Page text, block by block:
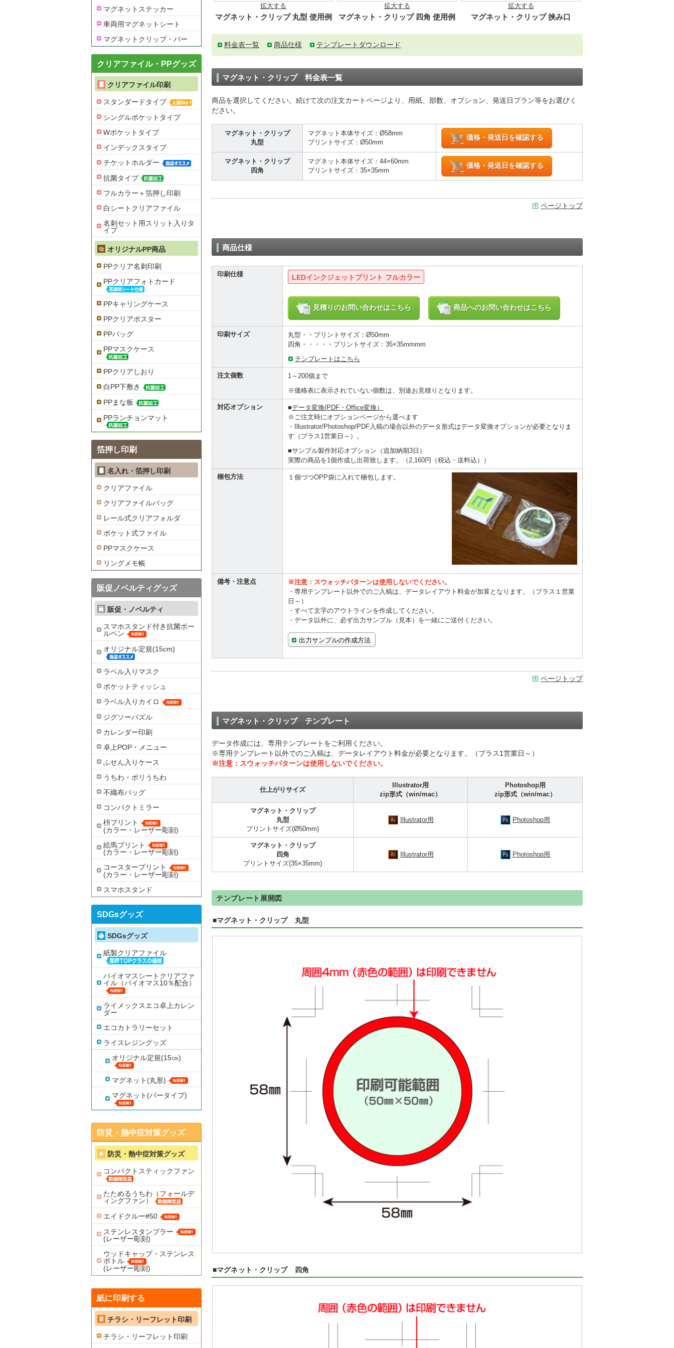
拡大する
マグネット・クリップ 丸型 使用例
拡大する
マグネット・クリップ 四角 使用例
拡大する
マグネット・クリップ 挟み口
料金表一覧 商品仕様 テンプレートダウンロード
マグネット・クリップ 料金表一覧
商品を選択してください。続けて次の注文カートページより、用紙、部数、オプション、発送日プラン等をお選びく
ださい。
マグネット・クリップ
丸型
マグネット本体サイズ：Ø58mm
プリントサイズ：Ø50mm
価格・発送日を確認する
マグネット・クリップ
四角
マグネット本体サイズ：44×60mm
プリントサイズ：35×35mm
価格・発送日を確認する
ページトップ
商品仕様
印刷仕様 LEDインクジェットプリント フルカラー
見積りのお問い合わせはこちら 商品へのお問い合わせはこちら
印刷サイズ
丸型・・プリントサイズ：Ø50mm
四角・・・・・プリントサイズ：35×35mmmm
テンプレートはこちら
注文個数
1～200個まで
※価格表に表示されていない個数は、別途お見積りとなります。
対応オプション ■データ変換(PDF・Office変換）
※ご注文時にオプションページから選べます
・Illustrator/Photoshop/PDF入稿の場合以外のデータ形式はデータ変換オプションが必要となりま
す（プラス1営業日～）。
■サンプル製作対応オプション（追加納期3日）
実際の商品を1個作成し出荷致します。（2,160円（税込・送料込））
梱包方法 １個づつOPP袋に入れて梱包します。
備考・注意点
※注意：スウォッチパターンは使用しないでください。
・専用テンプレート以外でのご入稿は、データレイアウト料金が加算となります。（プラス１営業
日～）
・すべて文字のアウトラインを作成してください。
・データ以外に、必ず出力サンプル（見本）を一緒にご送付ください。
出力サンプルの作成方法
ページトップ
マグネット・クリップ テンプレート
データ作成には、専用テンプレートをご利用ください。
※専用テンプレート以外でのご入稿は、データレイアウト料金が必要となります。（プラス1営業日～）
※注意：スウォッチパターンは使用しないでください。
仕上がりサイズ
Illustrator用
zip形式（win/mac）
Photoshop用
zip形式（win/mac）
マグネット・クリップ
丸型
プリントサイズ(Ø50mm)
Illustrator用 Photoshop用
マグネット・クリップ
四角
プリントサイズ(35×35mm)
Illustrator用 Photoshop用
テンプレート展開図
■マグネット・クリップ 丸型
■マグネット・クリップ 四角
マグネットステッカー
車両用マグネットシート
マグネットクリップ・バー
クリアファイル・PPグッズ
クリアファイル印刷
スタンダードタイプ
シングルポケットタイプ
Wポケットタイプ
インデックスタイプ
チケットホルダー
抗菌タイプ
フルカラー＋箔押し印刷
白シートクリアファイル
名刺セット用スリット入りタ
イプ
オリジナルPP商品
PPクリア名刺印刷
PPクリアフォトカード
PPキャリングケース
PPクリアポスター
PPバッグ
PPマスクケース
PPクリアしおり
白PP下敷き
PPまな板
PPランチョンマット
箔押し印刷
名入れ・箔押し印刷
クリアファイル
クリアファイルバッグ
レール式クリアフォルダ
ポケット式ファイル
PPマスクケース
リングメモ帳
販促ノベルティグッズ
販促・ノベルティ
スマホスタンド付き抗菌ボー
ルペン
オリジナル定規(15cm)
ラベル入りマスク
ポケットティッシュ
ラベル入りカイロ
ジグソーパズル
カレンダー印刷
卓上POP・メニュー
ふせん入りケース
うちわ・ポリうちわ
不織布バッグ
コンパクトミラー
枡プリント
(カラー・レーザー彫刻)
絵馬プリント
(カラー・レーザー彫刻)
コースタープリント
(カラー・レーザー彫刻)
スマホスタンド
SDGsグッズ
SDGsグッズ
紙製クリアファイル
バイオマスシートクリアファ
イル（バイオマス10％配合）
ライメックスエコ卓上カレン
ダー
エコカトラリーセット
ライスレジングッズ
オリジナル定規(15㎝)
マグネット(丸形)
マグネット(バータイプ)
防災・熱中症対策グッズ
防災・熱中症対策グッズ
コンパクトスティックファン
たためるうちわ（フォールデ
ィングファン）
エイドクルー#50
ステンレスタンブラー
(レーザー彫刻)
ウッドキャップ・ステンレス
ボトル
(レーザー彫刻)
紙に印刷する
チラシ・リーフレット印刷
チラシ・リーフレット印刷